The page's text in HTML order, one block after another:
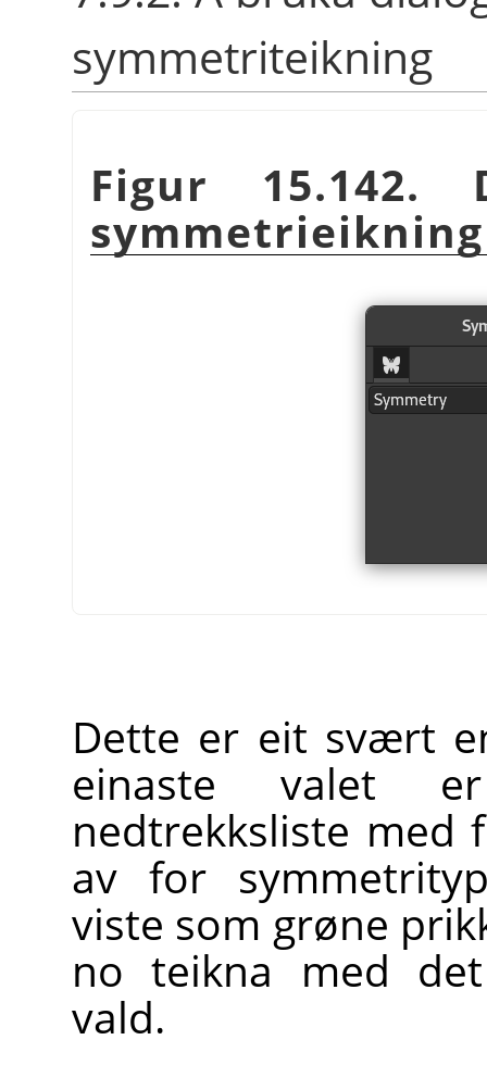
symmetriteikning
Figur 15.142.
symmetrieikning
Dette er eit svært
einaste valet
nedtrekksliste med
av for
viste som grøne
no teikna med
vald.